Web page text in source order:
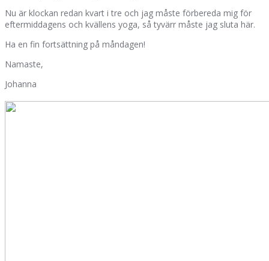
Nu är klockan redan kvart i tre och jag måste förbereda mig för
eftermiddagens och kvällens yoga, så tyvärr måste jag sluta här.
Ha en fin fortsättning på måndagen!
Namaste,
Johanna